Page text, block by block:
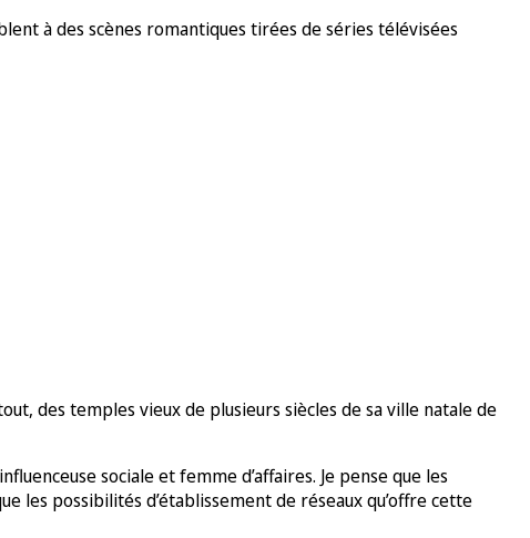
à des scènes romantiques tirées de séries télévisées
des temples vieux de plusieurs siècles de sa ville natale de
sociale et femme d’affaires. Je pense que les
les possibilités d’établissement de réseaux qu’offre cette